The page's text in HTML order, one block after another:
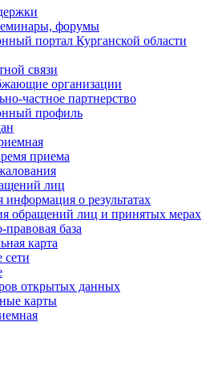
форумы
портал Курганской области
связи
организации
частное партнерство
профиль
приема
лиц
о результатах
обращений лиц и принятых мерах
база
карта
открытых данных
карты